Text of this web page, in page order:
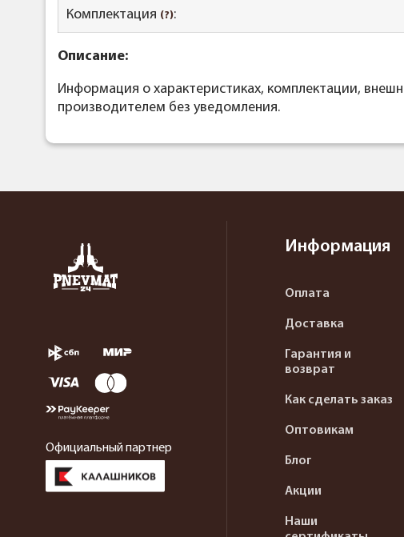
Комплектация (?):
Описание:
Информация о характеристиках, комплектации,
производителем без уведомления.
Официальный партнер
Информация
Оплата
Доставка
Гарантия и
возврат
Как сделать заказ
Оптовикам
Блог
Акции
Наши